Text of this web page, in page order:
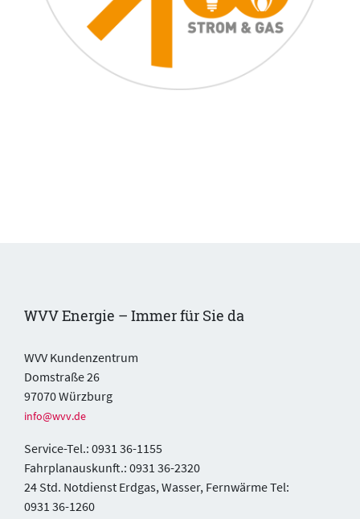
WVV Energie – Immer für Sie da
WVV Kundenzentrum
Domstraße 26
97070 Würzburg
info@wvv.de
Service-Tel.: 0931 36-1155
Fahrplanauskunft.: 0931 36-2320
24 Std. Notdienst Erdgas, Wasser, Fernwärme Tel:
0931 36-1260